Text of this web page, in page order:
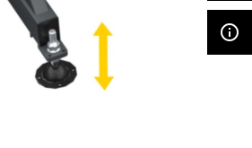
info_outline